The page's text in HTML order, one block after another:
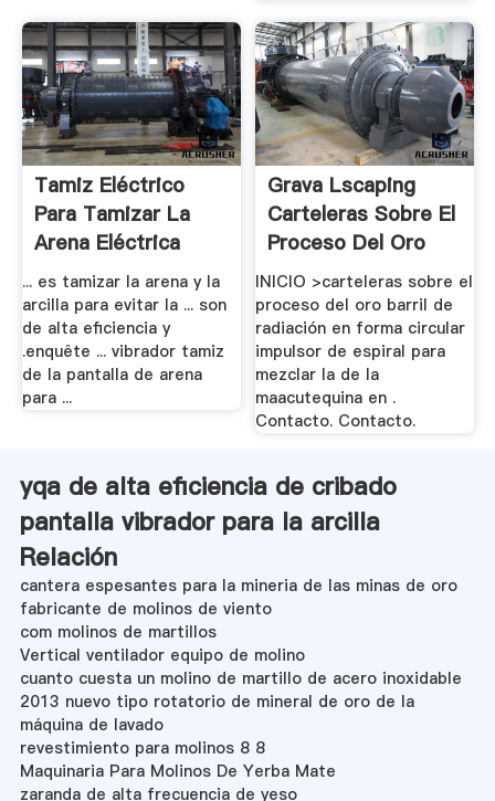
Tamiz Eléctrico
Para Tamizar La
Arena Eléctrica
... es tamizar la arena y la
arcilla para evitar la ... son
de alta eficiencia y
.enquête ... vibrador tamiz
de la pantalla de arena
para ...
Grava Lscaping
Carteleras Sobre El
Proceso Del Oro
INICIO >carteleras sobre el
proceso del oro barril de
radiación en forma circular
impulsor de espiral para
mezclar la de la
maacutequina en .
Contacto. Contacto.
yqa de alta eficiencia de cribado
pantalla vibrador para la arcilla
Relación
cantera espesantes para la mineria de las minas de oro
fabricante de molinos de viento
com molinos de martillos
Vertical ventilador equipo de molino
cuanto cuesta un molino de martillo de acero inoxidable
2013 nuevo tipo rotatorio de mineral de oro de la
máquina de lavado
revestimiento para molinos 8 8
Maquinaria Para Molinos De Yerba Mate
zaranda de alta frecuencia de yeso